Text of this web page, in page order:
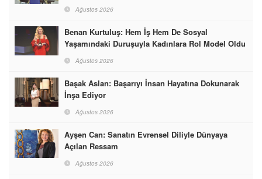
Ağustos 2026
Benan Kurtuluş: Hem İş Hem De Sosyal
Yaşamındaki Duruşuyla Kadınlara Rol Model Oldu
Ağustos 2026
Başak Aslan: Başarıyı İnsan Hayatına Dokunarak
İnşa Ediyor
Ağustos 2026
Ayşen Can: Sanatın Evrensel Diliyle Dünyaya
Açılan Ressam
Ağustos 2026